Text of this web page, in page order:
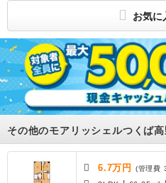
お気に
その他のモアリッシェルつくば
6.7万円 (管理費